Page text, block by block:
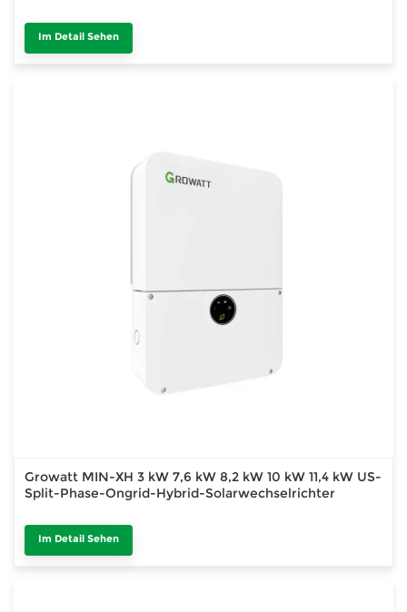
Im Detail Sehen
Growatt MIN-XH 3 kW 7,6 kW 8,2 kW 10 kW 11,4 kW US-
Split-Phase-Ongrid-Hybrid-Solarwechselrichter
Im Detail Sehen